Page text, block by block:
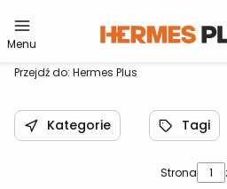
Menu
Przejdź do: Hermes Plus
Kategorie Tagi
Strona